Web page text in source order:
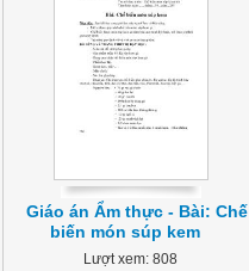
Giáo án Ẩm thực - Bài: Chế
biến món súp kem
Lượt xem: 808